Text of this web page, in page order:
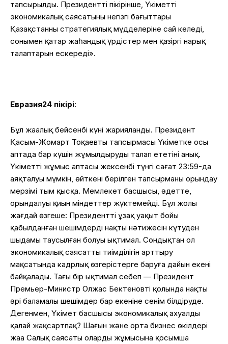
тапсырылды. Президенттің пікірінше, Үкіметтің
экономикалық саясатының негізгі бағыттары
Қазақстанның стратегиялық мүдделеріне сай келеді,
сонымен қатар жаһандық үрдістер мен қазіргі нарық
талаптарын ескереді».
Евразия24 пікірі:
Бұл жаңалық бейсенбі күні жарияланды. Президент
Қасым-Жомарт Тоқаевтың тапсырмасы Үкіметке осы
аптада бар күшін жұмылдыруды талап ететіні анық.
Үкіметтің жұмыс аптасы жексенбі түнгі сағат 23:59-да
аяқталуы мүмкін, өйткені берілген тапсырманы орындау
мерзімі тым қысқа. Мемлекет басшысы, әдетте,
орындалуы қиын міндеттер жүктемейді. Бұл жолы
жағдай өзгеше: Президенттің ұзақ уақыт бойы
қабылданған шешімдердің нақты нәтижесін күтуден
шыдамы таусылған болуы ықтимал. Сондықтан ол
экономикалық саясаттың тиімділігін арттыру
мақсатында кадрлық өзгерістерге баруға дайын екені
байқалады. Тағы бір ықтимал себеп — Президент
Премьер-Министр Олжас Бектеновтің қолында нақты
әрі баламалы шешімдер бар екеніне сенім білдіруде.
Дегенмен, Үкімет басшысы экономикалық ахуалды
қалай жақсартпақ? Шағын және орта бизнес өкілдері
жаңа Салық саясаты олардың жұмысына қосымша